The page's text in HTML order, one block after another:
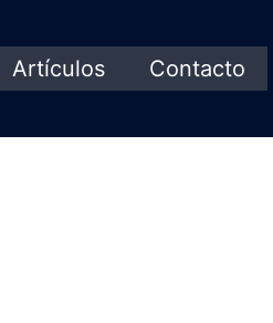
Artículos Contacto